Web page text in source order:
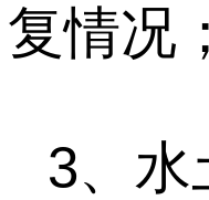
复情况
3、 水